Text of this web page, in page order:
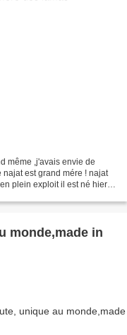
même ,j'avais envie de
est grand mére ! najat
plein exploit il est né hier
monde,made in